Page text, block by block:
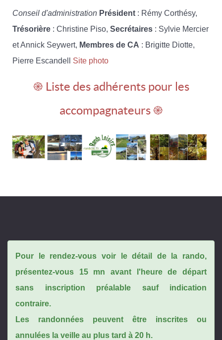
Conseil d'administration Président : Rémy Corthésy,
Trésorière : Christine Piso, Secrétaires : Sylvie Mercier
et Annick Seywert, Membres de CA : Brigitte Diotte,
Pierre Escandell Site photo
֎ Liste des adhérents pour les
accompagnateurs ֎
Pour le rendez-vous voir le détail de la rando,
présentez-vous 15 mn avant l'heure de départ
sans inscription préalable sauf indication
contraire.
Les randonnées peuvent être inscrites ou
annulées la veille au plus tard à 20 h.